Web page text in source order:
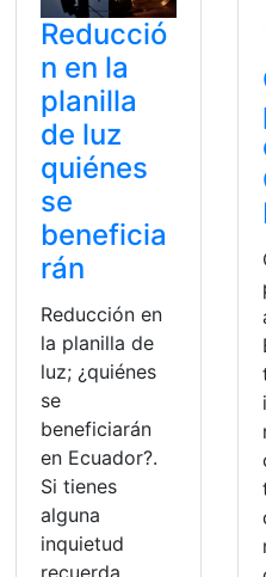
online planilla
Reducció
n en la
planilla
de luz
quiénes
se
beneficia
rán
Reducción en
la planilla de
luz; ¿quiénes
se
beneficiarán
en Ecuador?.
Si tienes
alguna
inquietud
recuerda